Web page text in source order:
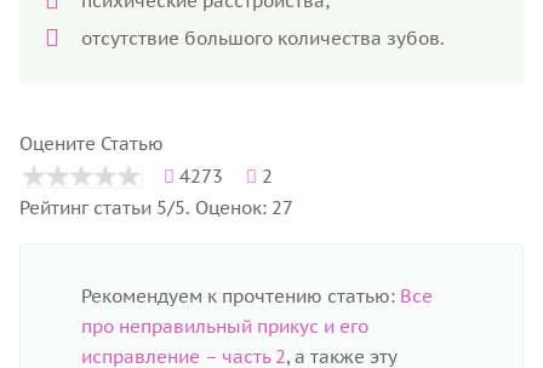
отсутствие большого количества зубов.
Оцените Статью
4273
2
Рейтинг статьи 5/5. Оценок: 27
Рекомендуем к прочтению статью: Все
про неправильный прикус и его
исправление – часть 2, а также эту